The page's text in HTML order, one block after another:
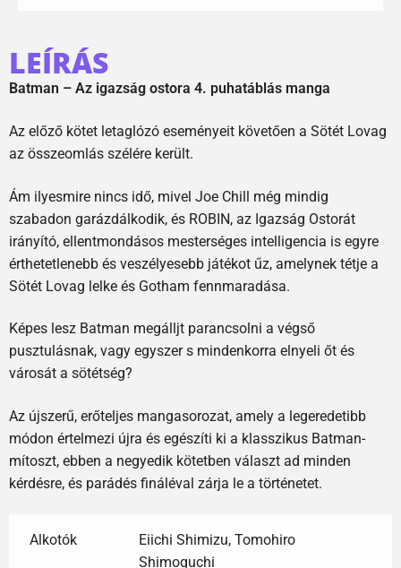
LEÍRÁS
Batman – Az igazság ostora 4. puhatáblás manga
Az előző kötet letaglózó eseményeit követően a Sötét Lovag
az összeomlás szélére került.
Ám ilyesmire nincs idő, mivel Joe Chill még mindig
szabadon garázdálkodik, és ROBIN, az Igazság Ostorát
irányító, ellentmondásos mesterséges intelligencia is egyre
érthetetlenebb és veszélyesebb játékot űz, amelynek tétje a
Sötét Lovag lelke és Gotham fennmaradása.
Képes lesz Batman megálljt parancsolni a végső
pusztulásnak, vagy egyszer s mindenkorra elnyeli őt és
városát a sötétség?
Az újszerű, erőteljes mangasorozat, amely a legeredetibb
módon értelmezi újra és egészíti ki a klasszikus Batman-
mítoszt, ebben a negyedik kötetben választ ad minden
kérdésre, és parádés fináléval zárja le a történetet.
Alkotók
Eiichi Shimizu, Tomohiro
Shimoguchi